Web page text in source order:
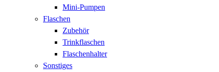
Mini-Pumpen
Flaschen
Zubehör
Trinkflaschen
Flaschenhalter
Sonstiges